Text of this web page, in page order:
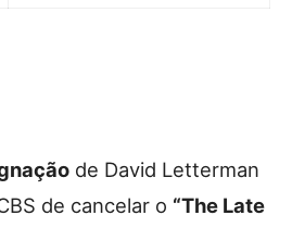
de David Letterman
de cancelar o “The Late